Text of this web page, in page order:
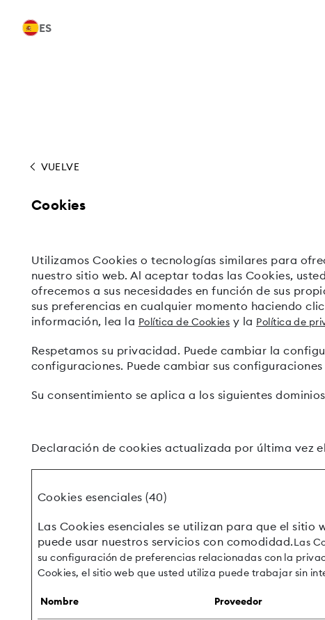
ES
VUELVE
Cookies
Utilizamos Cookies o tecnologías similares para
nuestro sitio web. Al aceptar todas las Cookies,
ofrecemos a sus necesidades en función de sus
sus preferencias en cualquier momento haciendo
información, lea la Política de Cookies y la Política de
Respetamos su privacidad. Puede cambiar la
configuraciones. Puede cambiar sus
Su consentimiento se aplica a los siguientes
Declaración de cookies actualizada por última vez
Cookies esenciales (40)
Las Cookies esenciales se utilizan para que el
puede usar nuestros servicios con comodidad.Las
su configuración de preferencias relacionadas con la
Cookies, el sitio web que usted utiliza puede trabajar sin
Nombre Proveedor